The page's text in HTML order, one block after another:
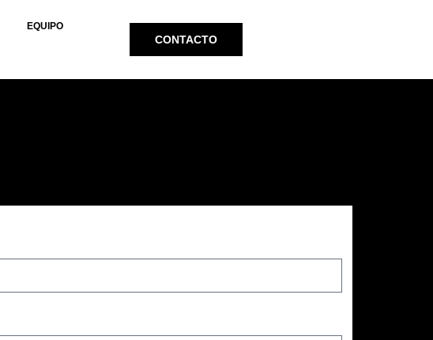
EQUIPO
CONTACTO